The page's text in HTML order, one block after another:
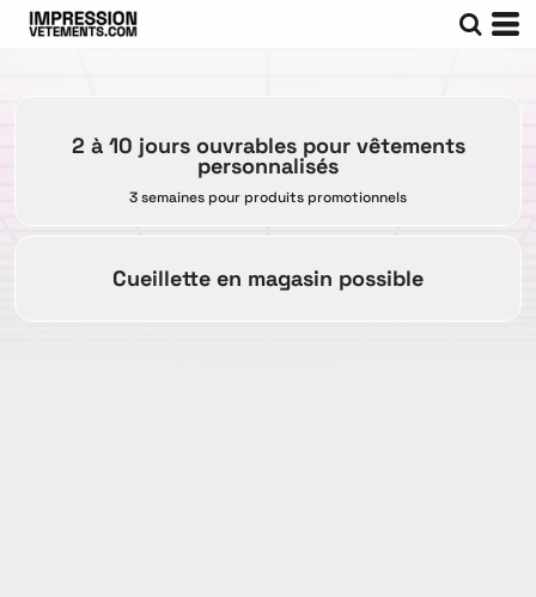
2 à 10 jours ouvrables pour vêtements
personnalisés
3 semaines pour produits promotionnels
Cueillette en magasin possible